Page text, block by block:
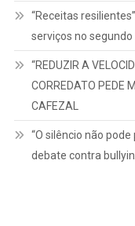
“Receitas
serviços no
“REDUZIR A
CORREDATO PEDE
CAFEZAL
“O silêncio não
debate contra